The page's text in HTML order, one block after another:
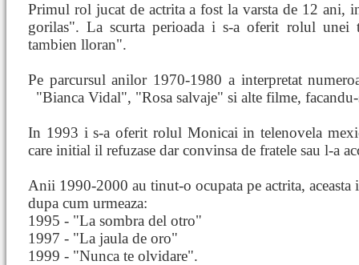
Primul rol jucat de actrita a fost la varsta de 12
gorilas". La scurta perioada i s-a oferit rolul unei
tambien lloran".
Pe parcursul anilor 1970-1980 a interpretat
"Bianca Vidal", "Rosa salvaje" si alte filme,
In 1993 i s-a oferit rolul Monicai in telenovela
care initial il refuzase dar convinsa de fratele sau l-a
Anii 1990-2000 au tinut-o ocupata pe actrita,
dupa cum urmeaza:
1995 - "La sombra del otro"
1997 - "La jaula de oro"
1999 - "Nunca te olvidare".